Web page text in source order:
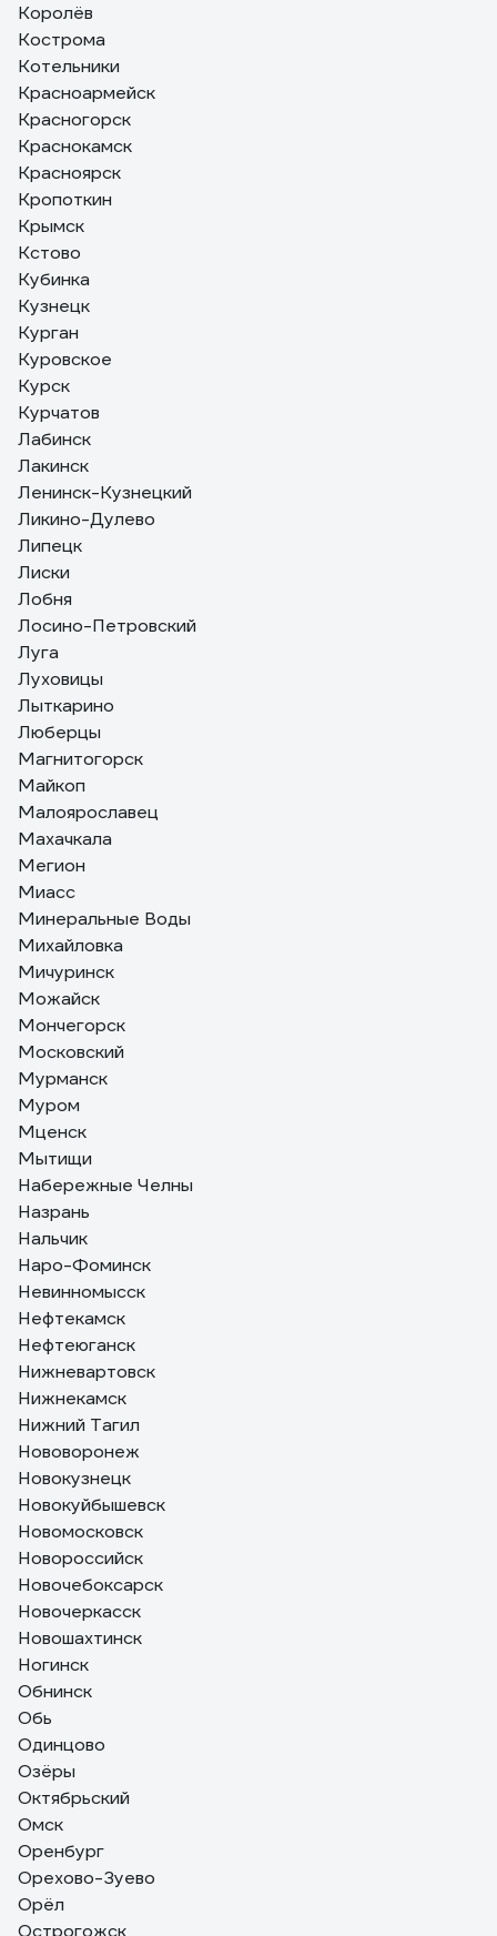
Королёв
Кострома
Котельники
Красноармейск
Красногорск
Краснокамск
Красноярск
Кропоткин
Крымск
Кстово
Кубинка
Кузнецк
Курган
Куровское
Курск
Курчатов
Лабинск
Лакинск
Ленинск-Кузнецкий
Ликино-Дулево
Липецк
Лиски
Лобня
Лосино-Петровский
Луга
Луховицы
Лыткарино
Люберцы
Магнитогорск
Майкоп
Малоярославец
Махачкала
Мегион
Миасс
Минеральные Воды
Михайловка
Мичуринск
Можайск
Мончегорск
Московский
Мурманск
Муром
Мценск
Мытищи
Набережные Челны
Назрань
Нальчик
Наро-Фоминск
Невинномысск
Нефтекамск
Нефтеюганск
Нижневартовск
Нижнекамск
Нижний Тагил
Нововоронеж
Новокузнецк
Новокуйбышевск
Новомосковск
Новороссийск
Новочебоксарск
Новочеркасск
Новошахтинск
Ногинск
Обнинск
Обь
Одинцово
Озёры
Октябрьский
Омск
Оренбург
Орехово-Зуево
Орёл
Острогожск